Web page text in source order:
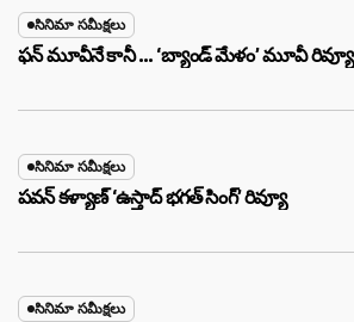
సినిమా సమీక్షలు
ఫన్ మూవీనే కానీ … ‘బ్యాండ్‌ మేళం’ మూవీ రివ్యూ
సినిమా సమీక్షలు
పవన్ కళ్యాణ్ ‘ఉస్తాద్ భ‌గ‌త్ సింగ్’ రివ్యూ
సినిమా సమీక్షలు